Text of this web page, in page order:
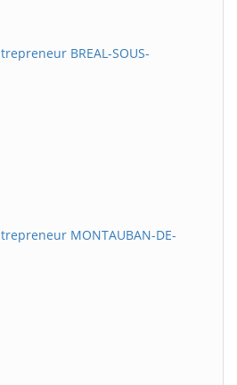
BREAL-SOUS-
MONTAUBAN-DE-